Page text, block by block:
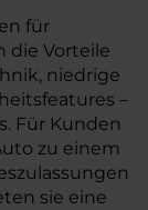
für
die Vorteile
niedrige
–
Für Kunden
zu einem
sie eine